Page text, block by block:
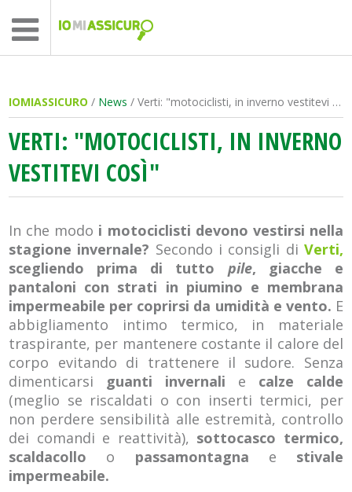
IOMIASSICURO / News / Verti: "motociclisti, in inverno vestitevi così"
VERTI: "MOTOCICLISTI, IN INVERNO
VESTITEVI COSÌ"
In che modo i motociclisti devono vestirsi nella
stagione invernale? Secondo i consigli di Verti,
scegliendo prima di tutto pile, giacche e
pantaloni con strati in piumino e membrana
impermeabile per coprirsi da umidità e vento. E
abbigliamento intimo termico, in materiale
traspirante, per mantenere costante il calore del
corpo evitando di trattenere il sudore. Senza
dimenticarsi guanti invernali e calze calde
(meglio se riscaldati o con inserti termici, per
non perdere sensibilità alle estremità, controllo
dei comandi e reattività), sottocasco termico,
scaldacollo o passamontagna e stivale
impermeabile.